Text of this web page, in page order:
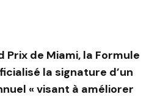
Prix de Miami, la Formule
la signature d’un
« visant à améliorer